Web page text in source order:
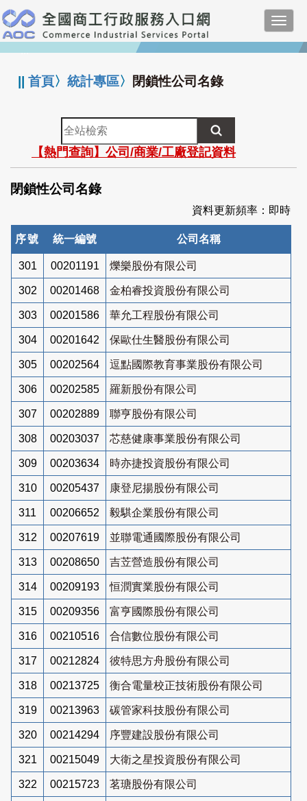
跳
到
主
要
:::
||首頁〉統計專區〉 閉鎖性公司名錄
全
站
檢
索
【熱門查詢】公司/商業/工廠登記資料
閉鎖性公司名錄
資料更新頻率：即時
序號 統一編號 公司名稱
301 00201191 爍樂股份有限公司
302 00201468 金柏睿投資股份有限公司
303 00201586 華允工程股份有限公司
304 00201642 保歐仕生醫股份有限公司
305 00202564 逗點國際教育事業股份有限公司
306 00202585 羅新股份有限公司
307 00202889 聯亨股份有限公司
308 00203037 芯慈健康事業股份有限公司
309 00203634 時亦捷投資股份有限公司
310 00205437 康登尼揚股份有限公司
311 00206652 毅騏企業股份有限公司
312 00207619 並聯電通國際股份有限公司
313 00208650 吉苙營造股份有限公司
314 00209193 恒潤實業股份有限公司
315 00209356 富亨國際股份有限公司
316 00210516 合信數位股份有限公司
317 00212824 彼特思方舟股份有限公司
318 00213725 衡合電量校正技術股份有限公司
319 00213963 碳管家科技股份有限公司
320 00214294 序豐建設股份有限公司
321 00215049 大衛之星投資股份有限公司
322 00215723 茗瑭股份有限公司